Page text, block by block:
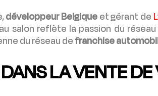
développeur Belgiqueet gérant de
salon reflète la passion du
du réseau defranchise
LA VENTE